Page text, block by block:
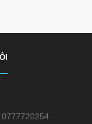
0777720254